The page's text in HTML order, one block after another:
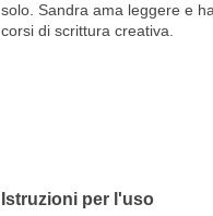
solo. Sandra ama leggere e
corsi di scrittura creativa.
Istruzioni per l'uso